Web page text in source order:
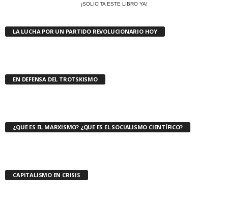
¡SOLICITA ESTE LIBRO YA!
LA LUCHA POR UN PARTIDO REVOLUCIONARIO HOY
EN DEFENSA DEL TROTSKISMO
¿QUE ES EL MARXISMO? ¿QUE ES EL SOCIALISMO CIENTÍFICO?
CAPITALISMO EN CRISIS